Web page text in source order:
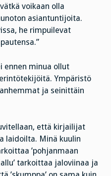
voikaan olla
asiantuntijoita.
he rimpuilevat
ennen minua ollut
Ympäristö
ja seinittäin
että kirjailijat
laidoilta. Minä kuulin
’pohjanmaan
tarkoittaa jaloviinaa ja